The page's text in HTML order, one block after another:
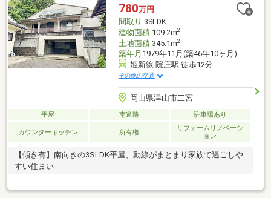
780万円
間取り 3SLDK
建物面積109.2m2
土地面積345.1m2
築年月 1979年11月(築46年10ヶ月)
姫新線 院庄駅 徒歩12分
その他の交通
岡山県津山市二宮
平屋 南道路 駐車場あり
カウンターキッチン 所有権
リフォームリノベーシ
ョン
【傾き有】南向きの3SLDK平屋、動線がまとまり家族で過ごしや
すい住まい